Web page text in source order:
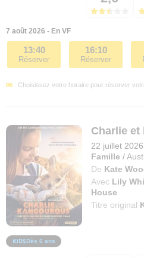
7 août 2026 - En VF
13:40
Réserver
16:10
Réserver
Choisissez votre horaire pour réserver
Charlie et
22 juillet 2026
Famille /
De Kate
Avec Lily
House
Titre original
Dès 6 ans